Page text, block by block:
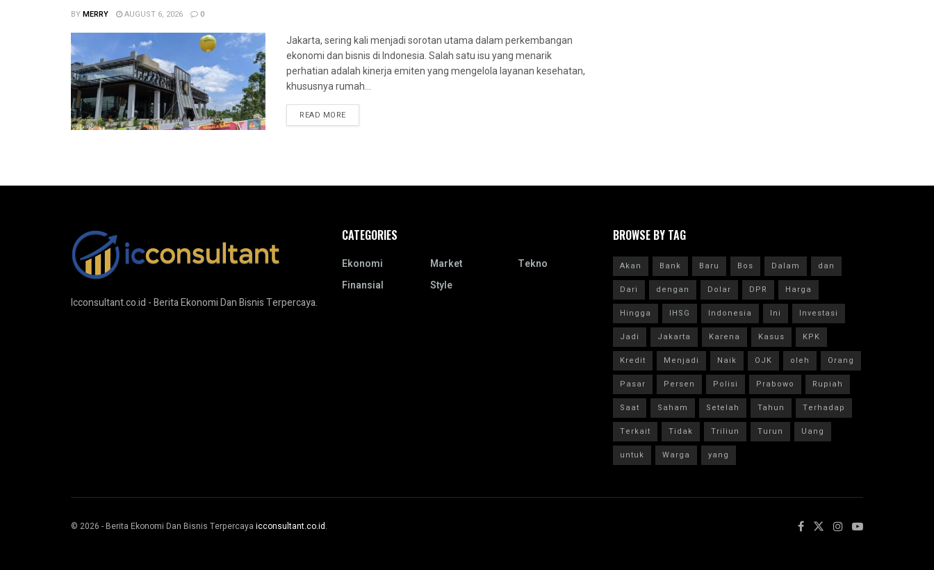
BYMERRY AUGUST 6, 2026 0
Jakarta, sering kali menjadi sorotan utama dalam perkembangan
ekonomi dan bisnis di Indonesia. Salah satu isu yang menarik
perhatian adalah kinerja emiten yang mengelola layanan kesehatan,
khususnya rumah...
READ MORE
Icconsultant.co.id - Berita Ekonomi Dan Bisnis Terpercaya.
CATEGORIES
Ekonomi
Finansial
Market
Style
Tekno
BROWSE BY TAG
Akan Bank Baru Bos Dalam
dan
Dari
dengan Dolar DPR
Harga
Hingga
IHSG Indonesia Ini
Investasi
Jadi
Jakarta Karena Kasus
KPK
Kredit
Menjadi Naik OJK oleh
Orang
Pasar
Persen Polisi Prabowo
Rupiah
Saat
Saham Setelah Tahun
Terhadap
Terkait
Tidak Triliun Turun
Uang
untuk
Warga yang
© 2026 - Berita Ekonomi Dan Bisnis Terpercaya icconsultant.co.id.